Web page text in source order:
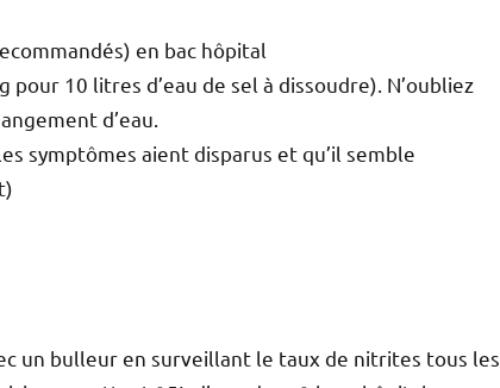
en bac hôpital
10 litres d’eau de sel à dissoudre). N’oubliez
d’eau.
symptômes aient disparus et qu’il semble
un bulleur en surveillant le taux de nitrites tous les